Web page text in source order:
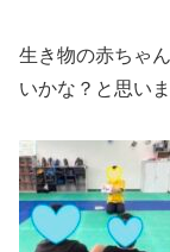
生き物の赤ちゃ
いかな？と思い